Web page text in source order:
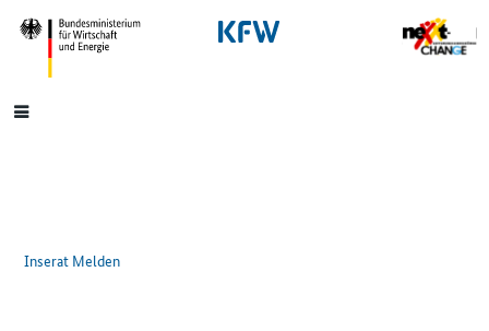
SrOnlyNavigation
Hauptmenü
Inserat Melden